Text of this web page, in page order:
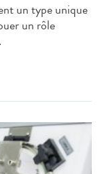
un type unique
un rôle